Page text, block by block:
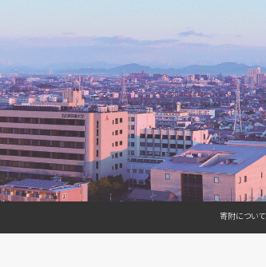
寄附について